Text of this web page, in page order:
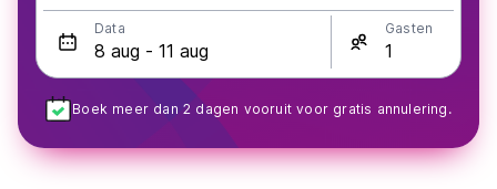
Data Gasten
Boek meer dan 2 dagen vooruit voor gratis annulering.